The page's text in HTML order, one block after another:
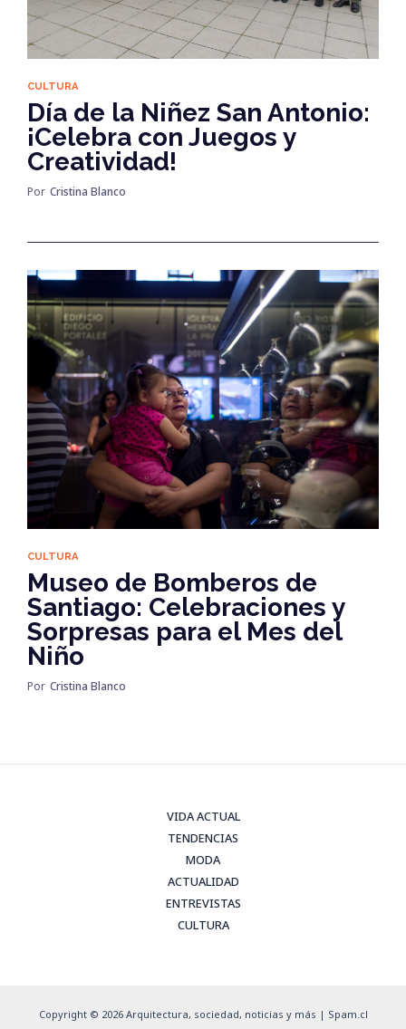
CULTURA
Día de la Niñez San Antonio:
¡Celebra con Juegos y
Creatividad!
Por Cristina Blanco
CULTURA
Museo de Bomberos de
Santiago: Celebraciones y
Sorpresas para el Mes del
Niño
Por Cristina Blanco
VIDA ACTUAL
TENDENCIAS
MODA
ACTUALIDAD
ENTREVISTAS
CULTURA
Copyright © 2026 Arquitectura, sociedad, noticias y más | Spam.cl